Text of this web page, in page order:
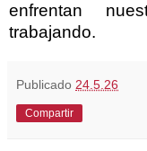
enfrentan
trabajando.
Publicado 24.5.26
Compartir